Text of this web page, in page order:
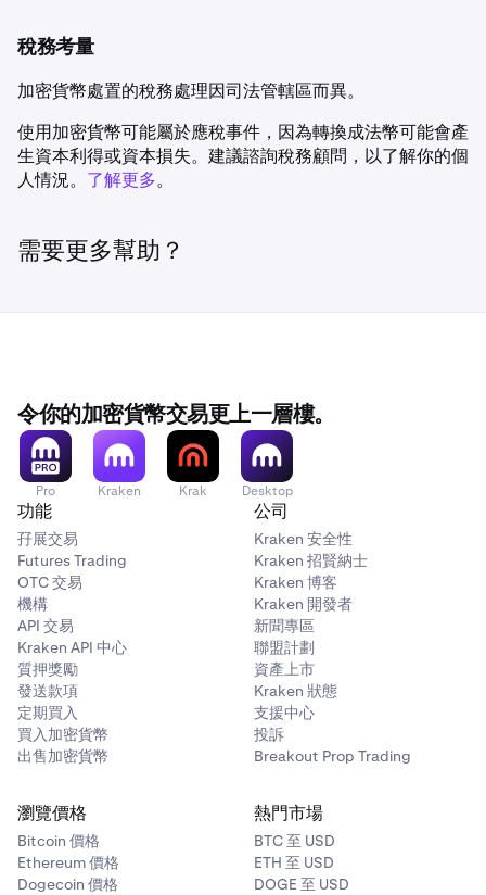
Google Pay）、透過 ACH Plaid 購買，以及 EUR、GBP 及
USD 的 PayPal 充值。
稅務考量
加密貨幣處置的稅務處理因司法管轄區而異。
使用加密貨幣可能屬於應稅事件，因為轉換成法幣可能會產
生資本利得或資本損失。建議諮詢稅務顧問，以了解你的個
人情況。 了解更多。
需要更多幫助？
令你的加密貨幣交易更上一層樓。
Pro Kraken Krak Desktop
功能
孖展交易
Futures Trading
OTC 交易
機構
API 交易
Kraken API 中心
質押獎勵
發送款項
定期買入
買入加密貨幣
出售加密貨幣
公司
Kraken 安全性
Kraken 招賢納士
Kraken 博客
Kraken 開發者
新聞專區
聯盟計劃
資產上市
Kraken 狀態
支援中心
投訴
Breakout Prop Trading
瀏覽價格
Bitcoin 價格
Ethereum 價格
Dogecoin 價格
熱門市場
BTC 至 USD
ETH 至 USD
DOGE 至 USD